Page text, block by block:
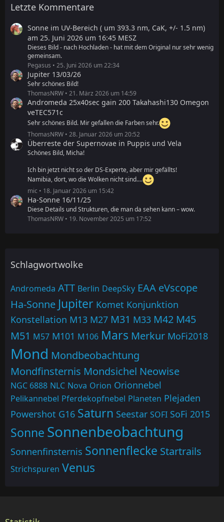
Letzte Kommentare
Sonne im UV-Bereich ( um 393.3 nm, CaK, +/- 1.5 nm)
am 25. Juni 2026 um 16:45 MESZ
Dieses Bild - nach Hochladen - hat mit dem Original nur sehr wenig
gemeinsam.
Pegasus
25. Juni 2026 um 22:34
Jupiter 13/03/26
Sehr schönes Bild!
ThomasNRW
21. März 2026 um 14:59
Andromeda 25x40sec gain 200 Takahashi130 Omegon
veTEC571c
Sehr schönes Bild. Mir gefallen die Farben sehr.
ThomasNRW
28. Januar 2026 um 20:52
Überreste der Supernovae in Puppis und Vela
Schönes Bild, Micha!
Ich bin jetzt nicht so der DS-Experte, aber mir gefällts!
Namibia, dort, wo die Wolken nicht sind....
mic
18. Januar 2026 um 15:42
Ha-Sonne 16/11/25
Diese Details und Strukturen, die man da sehen kann – wow.
ThomasNRW
19. November 2025 um 17:52
Schlagwortwolke
Andromeda ATT Berlin DeepSky EAA eVscope
Ha-Sonne Jupiter Komet Konjunktion
Konstellation M13 M27 M31 M33 M42 M45
M51 M57 M101 M106 Mars Merkur MoFi2018
Mond Mondbeobachtung
Mondfinsternis Mondsichel Neowise
NGC 6888 NLC Nova Orion Orionnebel
Pelikannebel Pferdekopfnebel Planeten Plejaden
Powershot G16 Saturn Seestar SOFI SoFi 2015
Sonne Sonnenbeobachtung
Sonnenfinsternis Sonnenflecke Startrails
Strichspuren Venus